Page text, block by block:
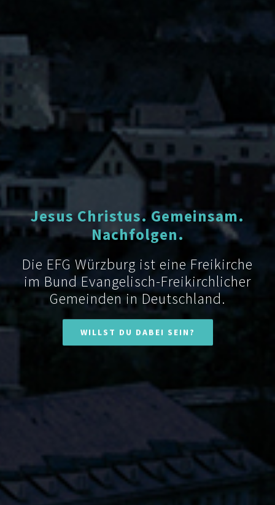
Jesus Christus. Gemeinsam.
Nachfolgen.
Die EFG Würzburg ist eine Freikirche
im Bund Evangelisch-Freikirchlicher
Gemeinden in Deutschland.
WILLST DU DABEI SEIN?